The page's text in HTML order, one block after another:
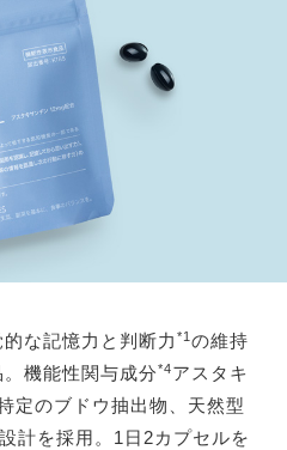
な記憶力と判断力 *1 の維持
機能性関与成分*4アスタキ
定のブドウ抽出物、天然型
計を採用。1日2カプセルを